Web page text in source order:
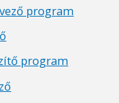
program
program